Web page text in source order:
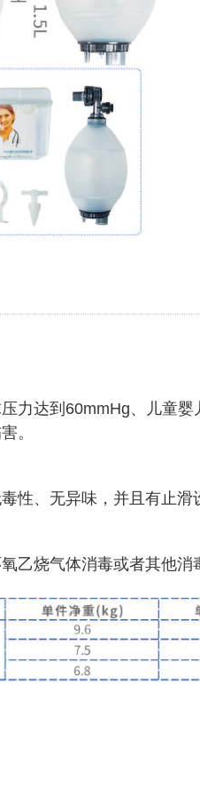
力达到60mmHg、儿童
。
性、无异味，并且有止滑
乙烧气体消毒或者其他消